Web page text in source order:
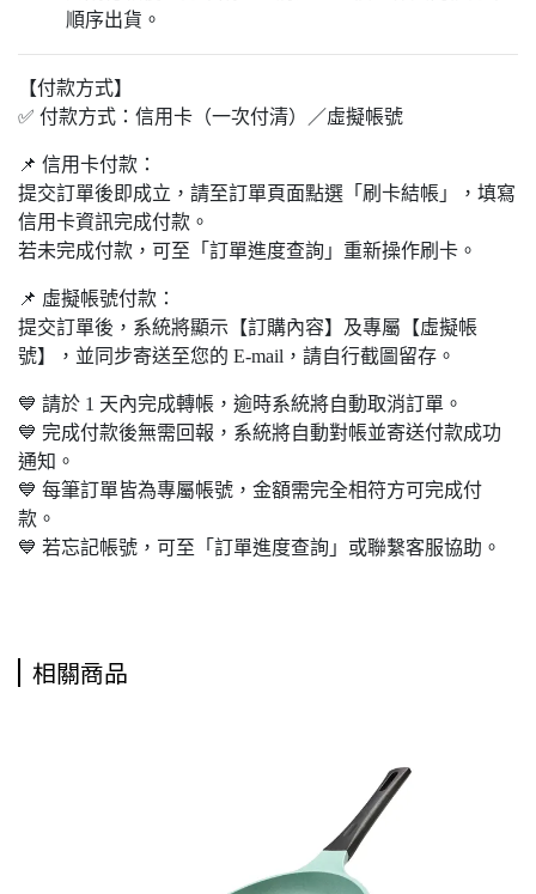
順序出貨。
【付款方式】
✅ 付款方式：信用卡（一次付清）／虛擬帳號
📌 信用卡付款：
提交訂單後即成立，請至訂單頁面點選「刷卡結帳」，填寫
信用卡資訊完成付款。
若未完成付款，可至「訂單進度查詢」重新操作刷卡。
📌 虛擬帳號付款：
提交訂單後，系統將顯示【訂購內容】及專屬【虛擬帳
號】，並同步寄送至您的 E-mail，請自行截圖留存。
💙 請於 1 天內完成轉帳，逾時系統將自動取消訂單。
💙 完成付款後無需回報，系統將自動對帳並寄送付款成功
通知。
💙 每筆訂單皆為專屬帳號，金額需完全相符方可完成付
款。
💙 若忘記帳號，可至「訂單進度查詢」或聯繫客服協助。
相關商品